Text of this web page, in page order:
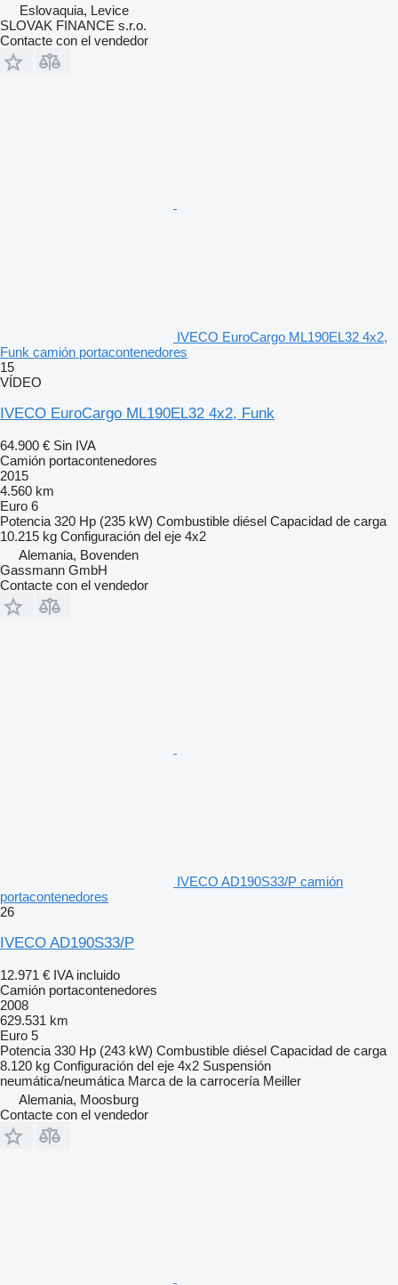
Eslovaquia, Levice
SLOVAK FINANCE s.r.o.
Contacte con el vendedor
IVECO EuroCargo ML190EL32 4x2,
Funk camión portacontenedores
15
VÍDEO
IVECO EuroCargo ML190EL32 4x2, Funk
64.900 € Sin IVA
Camión portacontenedores
2015
4.560 km
Euro 6
Potencia 320 Hp (235 kW) Combustible diésel Capacidad de carga
10.215 kg Configuración del eje 4x2
Alemania, Bovenden
Gassmann GmbH
Contacte con el vendedor
IVECO AD190S33/P camión
portacontenedores
26
IVECO AD190S33/P
12.971 € IVA incluido
Camión portacontenedores
2008
629.531 km
Euro 5
Potencia 330 Hp (243 kW) Combustible diésel Capacidad de carga
8.120 kg Configuración del eje 4x2 Suspensión
neumática/neumática Marca de la carrocería Meiller
Alemania, Moosburg
Contacte con el vendedor